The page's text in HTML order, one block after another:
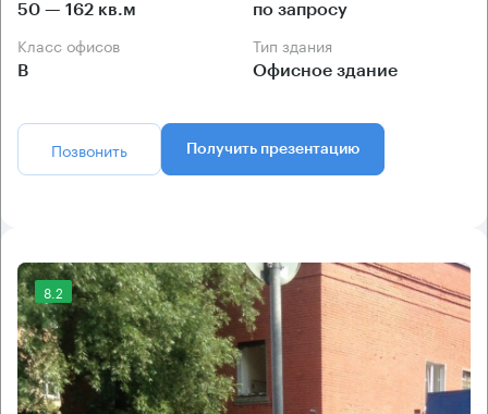
50 — 162 кв.м по запросу
Класс офисов
B
Тип здания
Офисное здание
Позвонить Получить презентацию
8.2